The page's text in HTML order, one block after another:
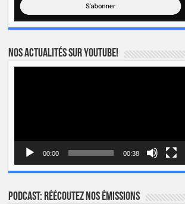
Nos actualités sur YOUTUBE!
00:00 00:38
Podcast: Réécoutez nos émissions